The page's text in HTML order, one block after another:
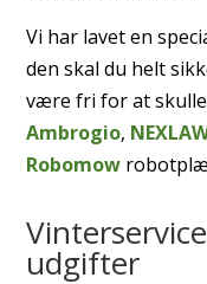
Vi har lavet en
den skal du helt
være fri for at
Ambrogio,
Robomow
udgifter